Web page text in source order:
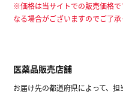
※価格は当サイトでの販売価格
なる場合がございますのでご了承
医薬品販売店舗
お届け先の都道府県によって、